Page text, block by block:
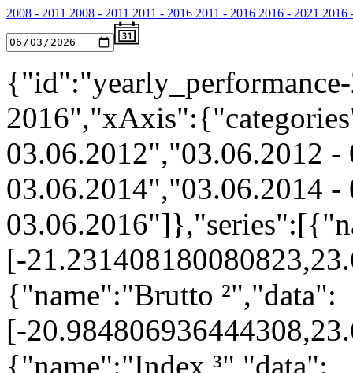
2008 - 2011 2008 - 2011 2011 - 2016 2011 - 2016 2016 - 2021 2016
03.06.2012","03.06.2012
03.06.2014","03.06.2014
[-
{"name":"Brutto ²","data":
[-
{"name":"Index ³","data":